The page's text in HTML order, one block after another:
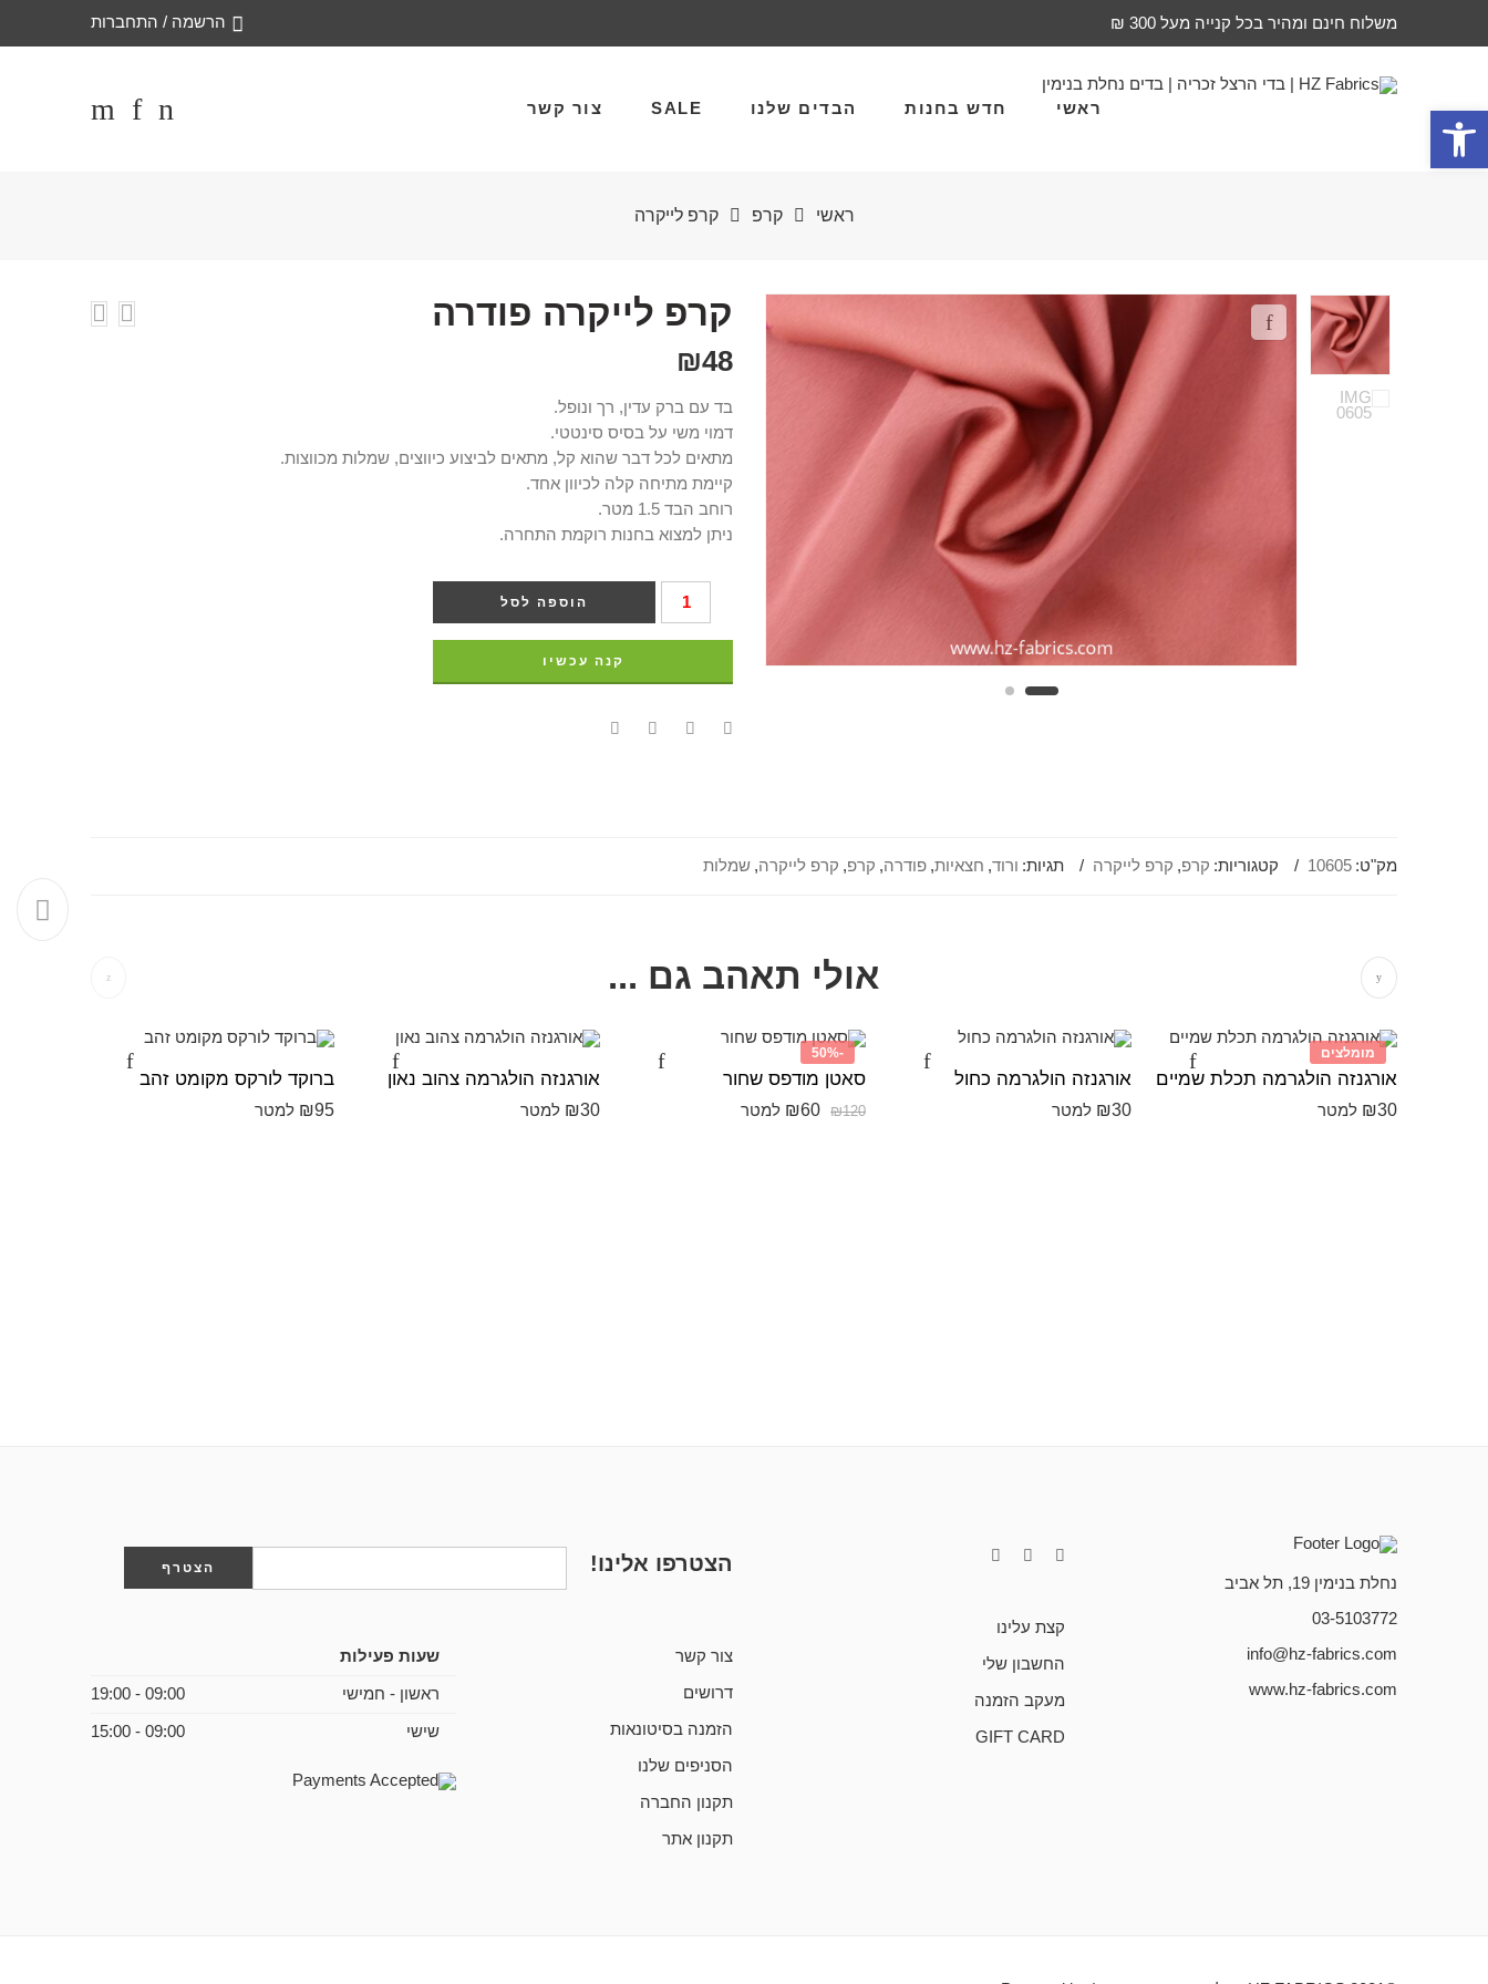
פתח סרגל נגישות
משלוח חינם ומהיר בכל קנייה מעל 300 ₪ הרשמה / התחברות
ראשי חדש בחנות הבדים שלנו SALE צור קשר
ראשי קרפ קרפ לייקרה
קרפ לייקרה פודרה
₪48
בד עם ברק עדין, רך ונופל.
דמוי משי על בסיס סינטטי.
מתאים לכל דבר שהוא קל, מתאים לביצוע כיווצים, שמלות מכווצות.
קיימת מתיחה קלה לכיוון אחד.
רוחב הבד 1.5 מטר.
ניתן למצוא בחנות רוקמת התחרה.
הוספה לסל
קנה עכשיו
מק"ט: 10605 קטגוריות: קרפ, קרפ לייקרה תגיות: ורוד, חצאיות, פודרה, קרפ, קרפ לייקרה, שמלות
אולי תאהב גם ...
מומלצים
אורגנזה הולגרמה תכלת שמיים
₪30 למטר
אורגנזה הולגרמה כחול
₪30 למטר
-50%
סאטן מודפס שחור
₪120
₪60 למטר
אורגנזה הולגרמה צהוב נאון
₪30 למטר
ברוקד לורקס מקומט זהב
₪95 למטר
נחלת בנימין 19, תל אביב
03-5103772
info@hz-fabrics.com
www.hz-fabrics.com
קצת עלינו
החשבון שלי
מעקב הזמנה
GIFT CARD
הצטרפו אלינו!
צור קשר
דרושים
הזמנה בסיטונאות
הסניפים שלנו
תקנון החברה
תקנון אתר
שעות פעילות
ראשון - חמישי 09:00 - 19:00
שישי 09:00 - 15:00